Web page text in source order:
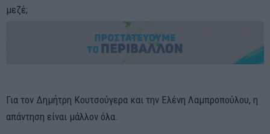
μεζέ;
Για τον Δημήτρη Κουτσούγερα και την Ελένη Λαμπροπούλου, η
απάντηση είναι μάλλον όλα.